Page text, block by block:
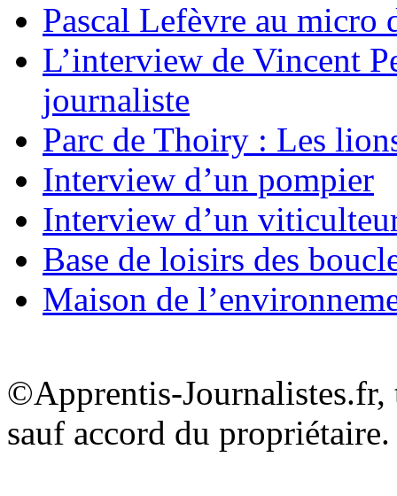
Pascal Lefèvre au micro
L’interview de Vincent
journaliste
Parc de Thoiry : Les
Interview d’un pompier
Interview d’un
Base de loisirs des
Maison de
©Apprentis-
sauf accord du propriétaire.